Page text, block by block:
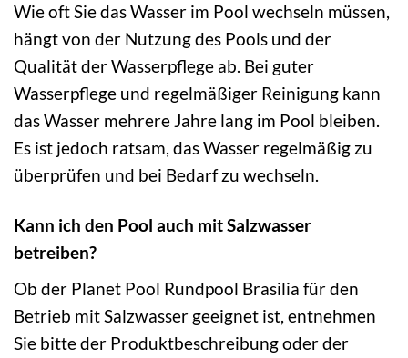
Wie oft Sie das Wasser im Pool wechseln müssen,
hängt von der Nutzung des Pools und der
Qualität der Wasserpflege ab. Bei guter
Wasserpflege und regelmäßiger Reinigung kann
das Wasser mehrere Jahre lang im Pool bleiben.
Es ist jedoch ratsam, das Wasser regelmäßig zu
überprüfen und bei Bedarf zu wechseln.
Kann ich den Pool auch mit Salzwasser
betreiben?
Ob der Planet Pool Rundpool Brasilia für den
Betrieb mit Salzwasser geeignet ist, entnehmen
Sie bitte der Produktbeschreibung oder der